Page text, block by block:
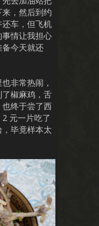
，然后到约
车，但飞机
情让我担心
今天就还
非常热闹，
椒麻鸡，舌
终于尝了西
元一片吃了
毕竟样本太